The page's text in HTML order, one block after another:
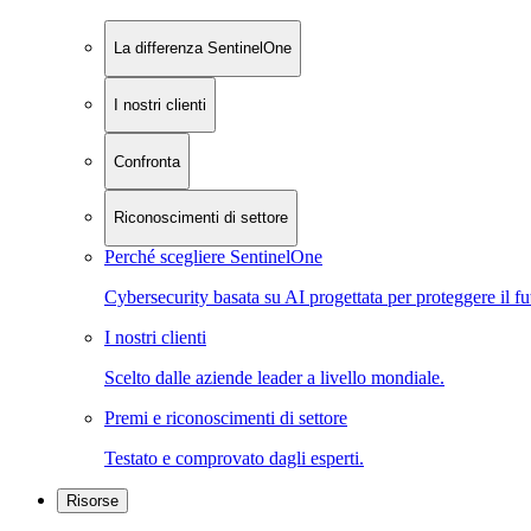
La differenza SentinelOne
I nostri clienti
Confronta
Riconoscimenti di settore
Perché scegliere SentinelOne
Cybersecurity basata su AI progettata per proteggere il
I nostri clienti
Scelto dalle aziende leader a livello mondiale.
Premi e riconoscimenti di settore
Testato e comprovato dagli esperti.
Risorse